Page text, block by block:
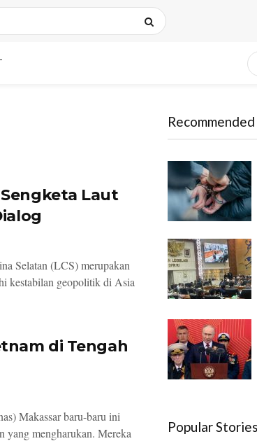
Laut
Selatan (LCS) merupakan
kestabilan geopolitik di Asia
di Tengah
Makassar baru-baru ini
yang mengharukan. Mereka
Popular Stories